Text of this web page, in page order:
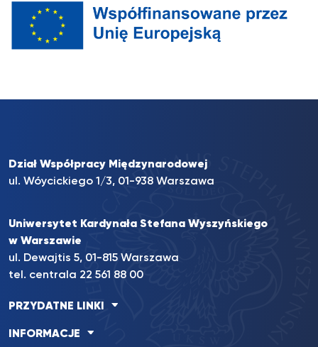
Dział Współpracy Międzynarodowej
ul. Wóycickiego 1/3, 01-938 Warszawa
Uniwersytet Kardynała Stefana Wyszyńskiego
w Warszawie
ul. Dewajtis 5, 01-815 Warszawa
tel. centrala 22 561 88 00
PRZYDATNE LINKI
INFORMACJE